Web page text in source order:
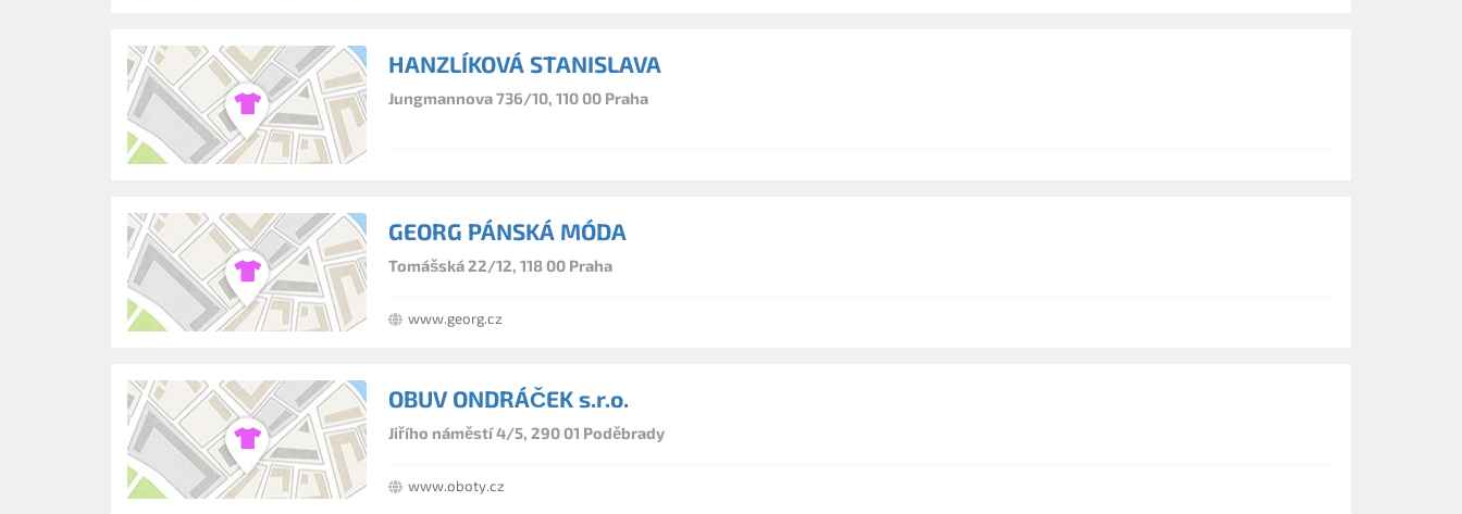
HANZLÍKOVÁ STANISLAVA
Jungmannova 736/10, 110 00 Praha
GEORG PÁNSKÁ MÓDA
Tomášská 22/12, 118 00 Praha
www.georg.cz
OBUV ONDRÁČEK s.r.o.
Jiřího náměstí 4/5, 290 01 Poděbrady
www.oboty.cz